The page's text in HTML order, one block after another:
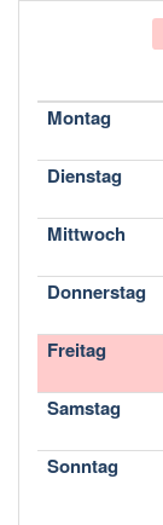
Montag
Dienstag
Mittwoch
Donnerstag
Freitag
Samstag
Sonntag